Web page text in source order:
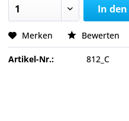
In den
Merken Bewerten
Artikel-Nr.: 812_C